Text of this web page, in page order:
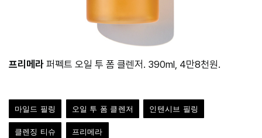
프리메라 퍼펙트 오일 투 폼 클렌저. 390ml, 4만8천원.
마일드 필링 오일 투 폼 클렌저 인텐시브 필링
클렌징 티슈 프리메라